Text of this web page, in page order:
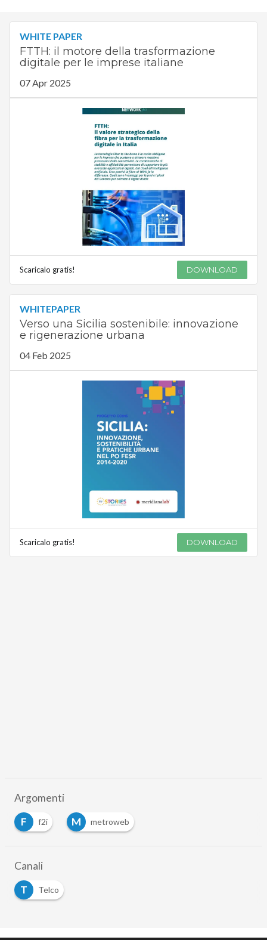
WHITE PAPER
FTTH: il motore della trasformazione
digitale per le imprese italiane
07 Apr 2025
Scaricalo gratis! DOWNLOAD
WHITEPAPER
Verso una Sicilia sostenibile: innovazione
e rigenerazione urbana
04 Feb 2025
Scaricalo gratis! DOWNLOAD
Argomenti
F
f2i M metroweb
Canali
T
Telco